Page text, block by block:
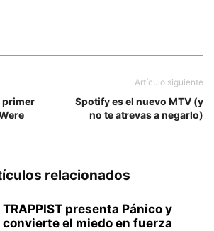
primer
Artículo siguiente
Spotify es el nuevo MTV (y
no te atrevas a negarlo)
relacionados
TRAPPIST presenta Pánico y
convierte el miedo en fuerza